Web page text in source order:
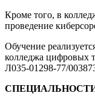
Кроме того, в
проведение
Обучение
колледжа цифровых
Л035-01298-77/